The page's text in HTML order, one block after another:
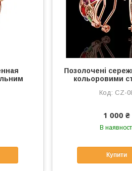
Позолочені
кольоровими
CZ-
1 000 ₴
В
Купити